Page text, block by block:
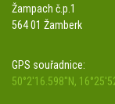
Žampach č.p.1
564 01 Žamberk
GPS souřadnice:
50°2'16.598"N,